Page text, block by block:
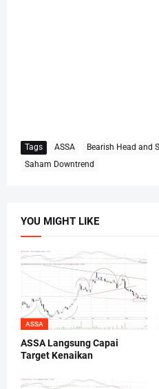
Tags ASSA Bearish Head and
Saham Downtrend
YOU MIGHT LIKE
ASSA
ASSA Langsung Capai
Target Kenaikan